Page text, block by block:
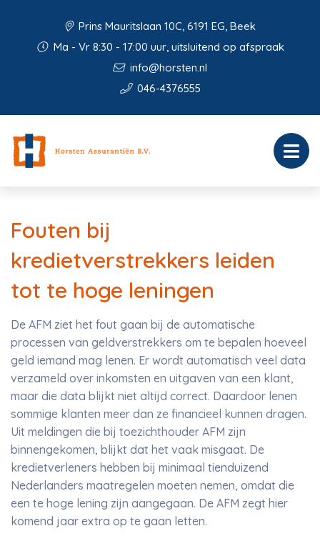
Prins Mauritslaan 10C, 6191 EG, Beek
Ma - Vr 8:30 - 17:00 uur, uitsluitend op afspraak
info@horsten.nl
046-4376555
Fouten bij
kredietverstrekkers leiden
tot te hoge leningen
De AFM ziet het fout gaan bij de automatische
processen van geldverstrekkers om te bepalen hoeveel
geld iemand mag lenen. Er wordt automatisch veel data
verzameld over inkomsten en uitgaven van een klant,
maar die data blijkt niet altijd correct. Daardoor lenen
sommige klanten meer dan ze financieel kunnen dragen.
Uit meldingen die bij toezichthouder AFM zijn
binnengekomen, blijkt dat het vaak misgaat. De
kredietverleners hebben bij minimaal tienduizend
Nederlanders maatregelen moeten nemen, omdat die
een te hoge lening zijn aangegaan. De AFM zegt hier
komend jaar extra op te gaan letten.